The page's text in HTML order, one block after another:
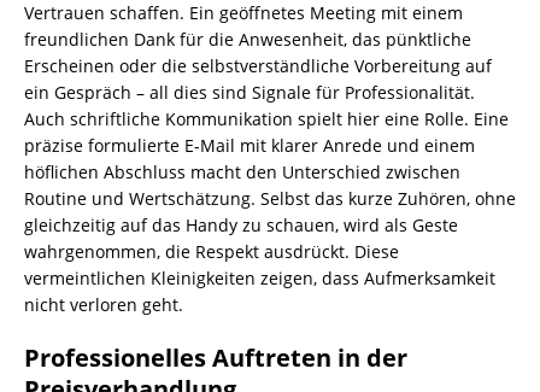
Vertrauen schaffen. Ein geöffnetes Meeting mit einem
freundlichen Dank für die Anwesenheit, das pünktliche
Erscheinen oder die selbstverständliche Vorbereitung auf
ein Gespräch – all dies sind Signale für Professionalität.
Auch schriftliche Kommunikation spielt hier eine Rolle. Eine
präzise formulierte E-Mail mit klarer Anrede und einem
höflichen Abschluss macht den Unterschied zwischen
Routine und Wertschätzung. Selbst das kurze Zuhören, ohne
gleichzeitig auf das Handy zu schauen, wird als Geste
wahrgenommen, die Respekt ausdrückt. Diese
vermeintlichen Kleinigkeiten zeigen, dass Aufmerksamkeit
nicht verloren geht.
Professionelles Auftreten in der